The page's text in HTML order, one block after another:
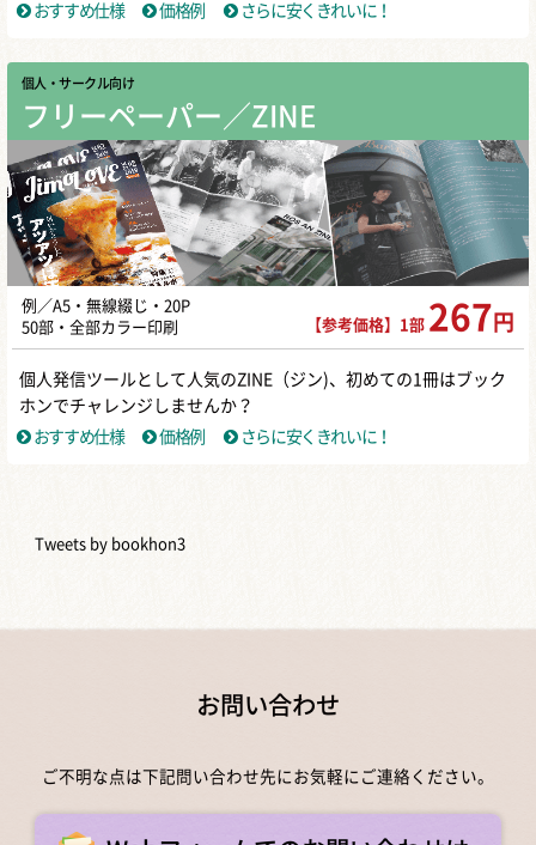
おすすめ仕様
価格例 さらに安くきれいに！
個人・サークル向け
フリーペーパー／ZINE
例／A5・無線綴じ・20P
50部・全部カラー印刷
【参考価格】1部 267 円
個人発信ツールとして人気のZINE（ジン)、初めての1冊はブック
ホンでチャレンジしませんか？
おすすめ仕様
価格例 さらに安くきれいに！
Tweets by bookhon3
お問い合わせ
ご不明な点は下記問い合わせ先にお気軽にご連絡ください。